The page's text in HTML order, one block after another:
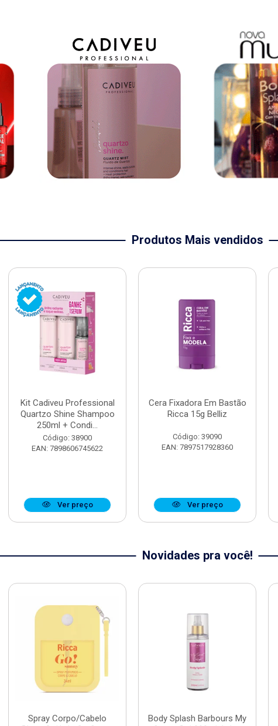
Produtos Mais vendidos
Kit Cadiveu Professional
Quartzo Shine Shampoo
250ml + Condi...
Código: 38900
EAN: 7898606745622
Ver preço
Cera Fixadora Em Bastão
Ricca 15g Belliz
Código: 39090
EAN: 7897517928360
Ver preço
Novidades pra você!
Spray Corpo/Cabelo
Body Splash Barbours My